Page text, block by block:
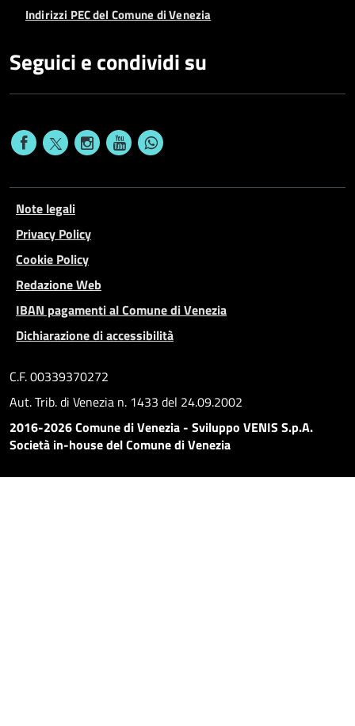
Indirizzi PEC del Comune di Venezia
Seguici e condividi su
Note legali
Privacy Policy
Cookie Policy
Redazione Web
IBAN pagamenti al Comune di Venezia
Dichiarazione di accessibilità
C.F. 00339370272
Aut. Trib. di Venezia n. 1433 del 24.09.2002
2016-2026 Comune di Venezia - Sviluppo VENIS S.p.A.
Società in-house del Comune di Venezia